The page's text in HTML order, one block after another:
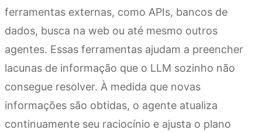
ferramentas externas, como APIs, bancos de
dados, busca na web ou até mesmo outros
agentes. Essas ferramentas ajudam a preencher
lacunas de informação que o LLM sozinho não
consegue resolver. À medida que novas
informações são obtidas, o agente atualiza
continuamente seu raciocínio e ajusta o plano